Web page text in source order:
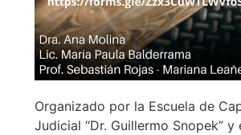
Organizado por la Escuela de
Judicial “Dr. Guillermo Snopek” y